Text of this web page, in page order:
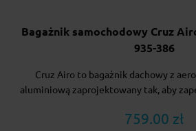
Bagażnik samochodowy Cruz
935-386
Cruz Airo to bagażnik dachowy z
aluminiową zaprojektowany tak, aby
759.00 zł